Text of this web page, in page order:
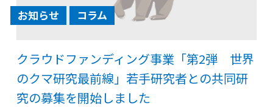
お知らせ コラム
クラウドファンディング事業「第2弾 世界
のクマ研究最前線」若手研究者との共同研
究の募集を開始しました